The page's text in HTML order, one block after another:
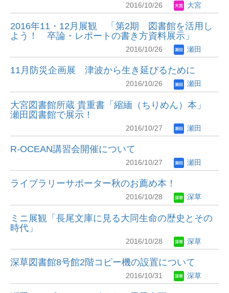
2016/10/26 大宮
2016年11・12月展観 「第2期 図書館を活用し
よう！ 卒論・レポートの書き方資料展示」
2016/10/26 瀬田
11月防災企画展 津波から生き延びるために
2016/10/26 瀬田
大宮図書館所蔵 貴重書「縮緬（ちりめん）本」
瀬田図書館で展示！
2016/10/27 瀬田
R-OCEAN講習会開催について
2016/10/27 瀬田
ライブラリーサポーター秋のお薦め本！
2016/10/28 深草
ミニ展観「長尾文庫に見る大同生命の歴史とその
時代」
2016/10/28 深草
深草図書館8号館2階コピー機の設置について
2016/10/31 深草